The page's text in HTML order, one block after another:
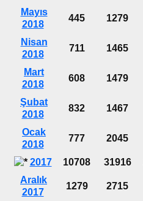
Mayıs
2018
445 1279
Nisan
2018
711 1465
Mart
2018
608 1479
Şubat
2018
832 1467
Ocak
2018
777 2045
2017 10708 31916
Aralık
2017
1279 2715